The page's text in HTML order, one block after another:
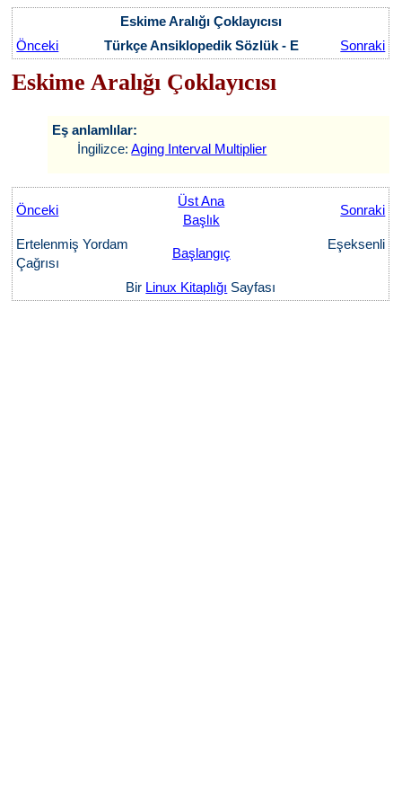
Eskime Aralığı Çoklayıcısı
Önceki
Türkçe Ansiklopedik Sözlük - E Sonraki
Eskime Aralığı Çoklayıcısı
Eş anlamlılar:
İngilizce:Aging Interval Multiplier
Önceki
Üst Ana
Başlık
Sonraki
Ertelenmiş Yordam
Çağrısı
Başlangıç
Eşeksenli
Bir Linux Kitaplığı Sayfası